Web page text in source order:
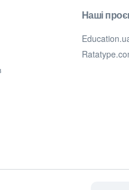
Наші